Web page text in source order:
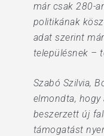
már csak 280-
politikának
adat szerint
településnek –
Szabó Szilvia,
elmondta, hogy
beszerzett új
támogatást